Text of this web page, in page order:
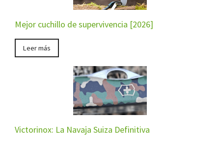
Mejor cuchillo de supervivencia [2026]
Leer más
Victorinox: La Navaja Suiza Definitiva